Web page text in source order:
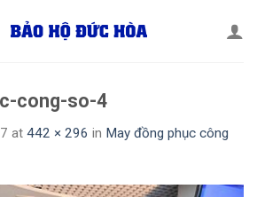
cong-so-4
at 442 × 296 in May đồng phục công